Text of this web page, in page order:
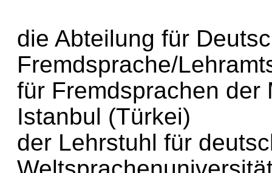
die Abteilung für
Fremdsprache/
für Fremdsprachen der
Istanbul (Türkei)
der Lehrstuhl für